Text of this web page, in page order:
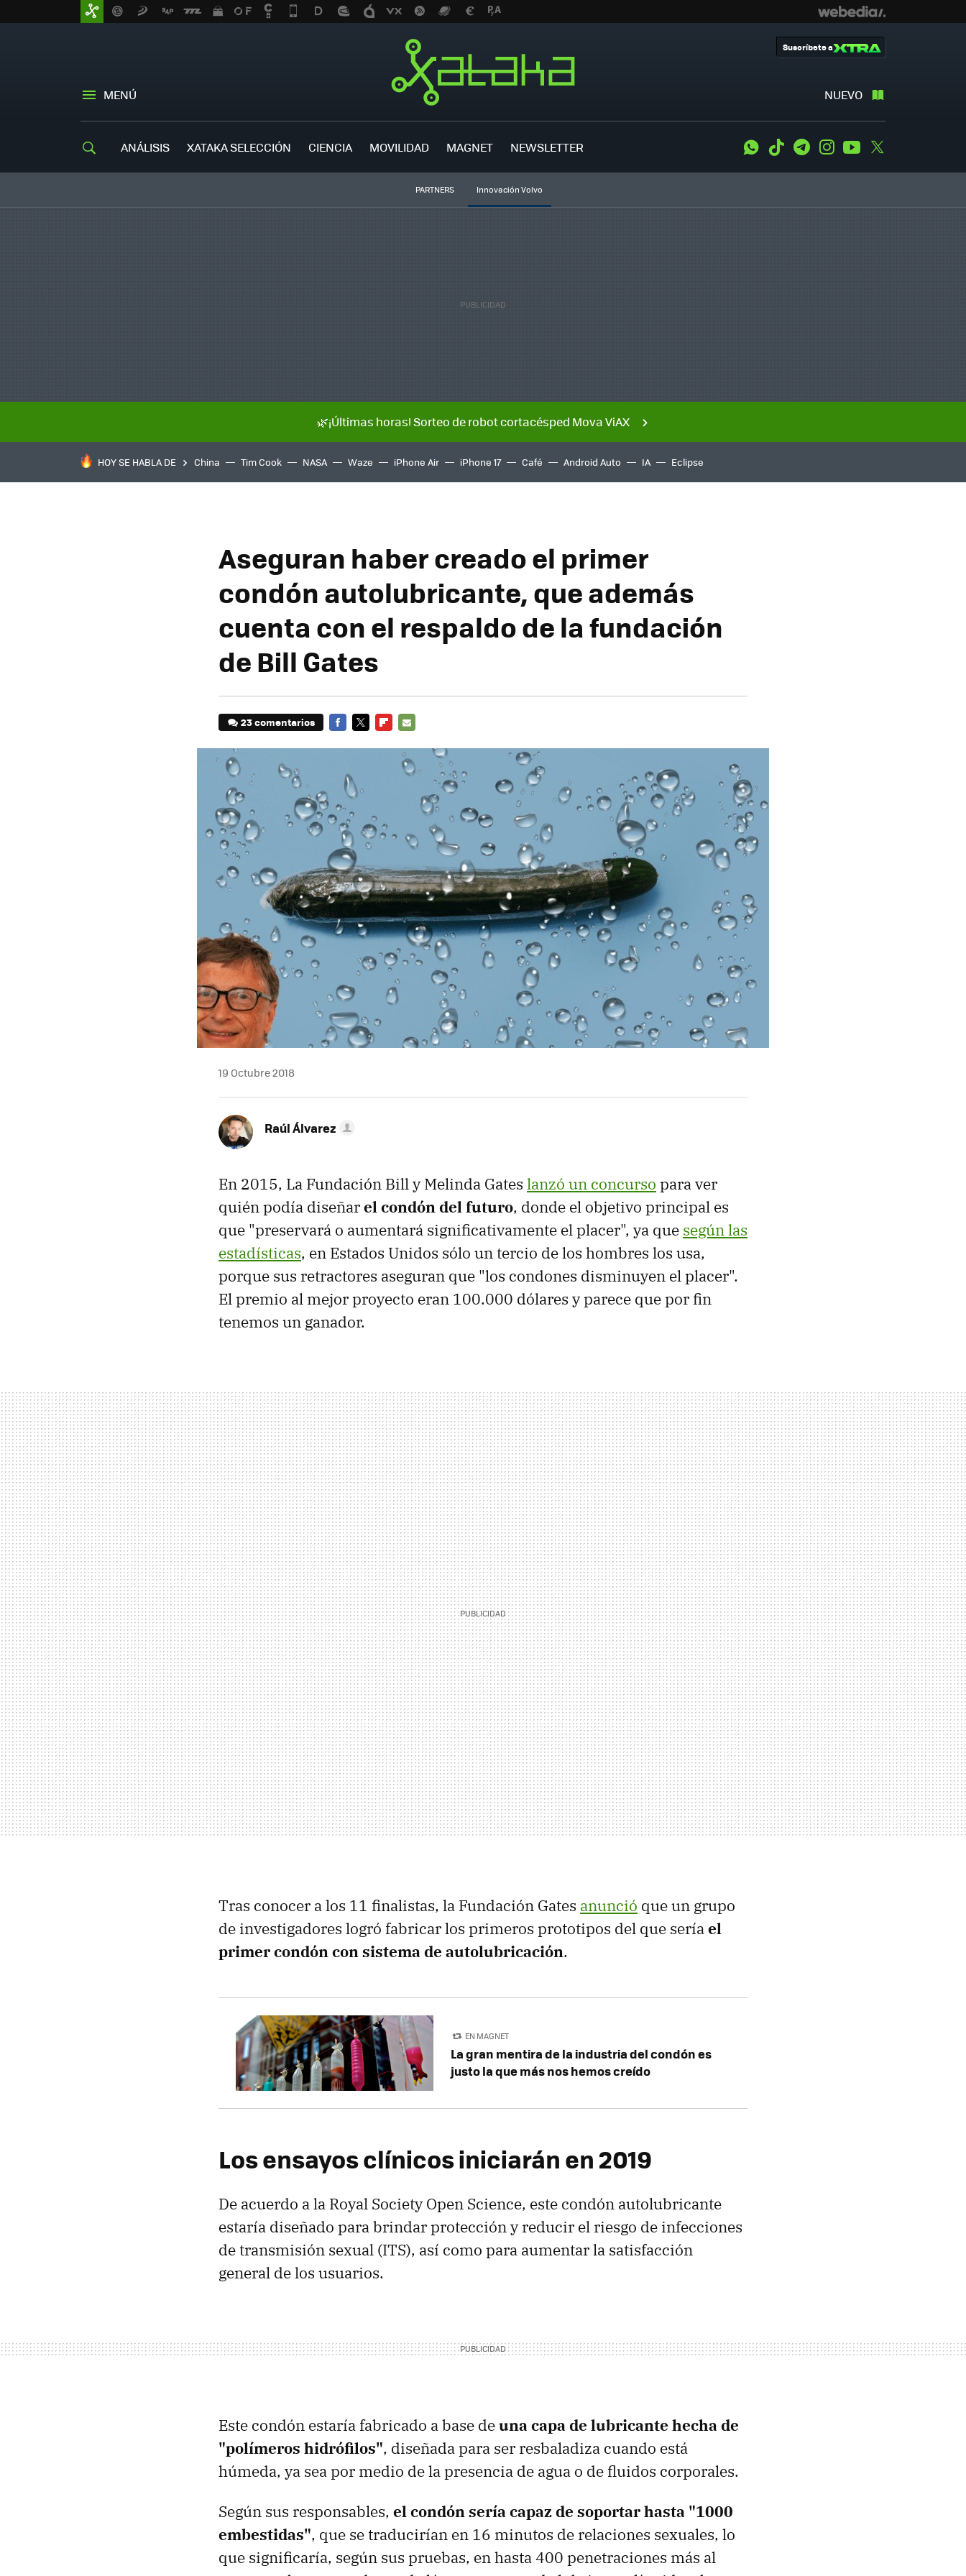
MENÚ NUEVO
Suscríbete a
ANÁLISIS XATAKA SELECCIÓN CIENCIA MOVILIDAD MAGNET NEWSLETTER WhatsApp
Tiktok TelegramInstagramYoutube
PARTNERS Innovación Volvo
🌿¡Últimas horas! Sorteo de robot cortacésped Mova ViAX
HOY SE HABLA DE China Tim Cook NASA Waze iPhone Air iPhone 17 Café Android Auto IA Eclipse
Aseguran haber creado el primer
condón autolubricante, que además
cuenta con el respaldo de la fundación
de Bill Gates
23 comentarios
MAIL
19 Octubre 2018
Raúl Álvarez
En 2015, La Fundación Bill y Melinda Gates lanzó un concurso para ver
quién podía diseñarel condón del futuro, donde el objetivo principal es
que "preservará o aumentará significativamente el placer", ya que según las
estadísticas, en Estados Unidos sólo un tercio de los hombres los usa,
porque sus retractores aseguran que "los condones disminuyen el placer".
El premio al mejor proyecto eran 100.000 dólares y parece que por fin
tenemos un ganador.
Tras conocer a los 11 finalistas, la Fundación Gates anunció que un grupo
de investigadores logró fabricar los primeros prototipos del que seríael
primer condón con sistema de autolubricación.
EN MAGNET
La gran mentira de la industria del condón es
justo la que más nos hemos creído
Los ensayos clínicos iniciarán en 2019
De acuerdo a la Royal Society Open Science, este condón autolubricante
estaría diseñado para brindar protección y reducir el riesgo de infecciones
de transmisión sexual (ITS), así como para aumentar la satisfacción
general de los usuarios.
Este condón estaría fabricado a base deuna capa de lubricante hecha de
"polímeros hidrófilos", diseñada para ser resbaladiza cuando está
húmeda, ya sea por medio de la presencia de agua o de fluidos corporales.
Según sus responsables, el condón sería capaz de soportar hasta "1000
embestidas", que se traducirían en 16 minutos de relaciones sexuales, lo
que significaría, según sus pruebas, en hasta 400 penetraciones más al